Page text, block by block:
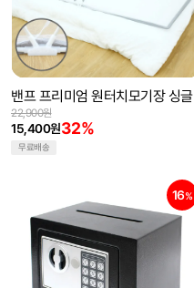
밴프 프리미엄 원터치모기장 싱글
15,400원32%
22,900원
무료배송
16%